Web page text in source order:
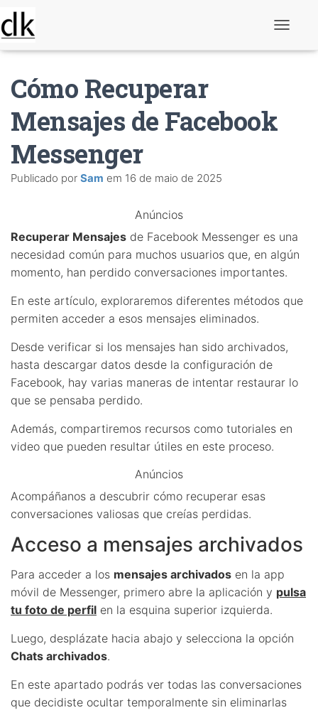
Cómo Recuperar
Mensajes de Facebook
Messenger
Publicado por Sam em 16 de maio de 2025
Anúncios
Recuperar Mensajes de Facebook Messenger es una
necesidad común para muchos usuarios que, en algún
momento, han perdido conversaciones importantes.
En este artículo, exploraremos diferentes métodos que
permiten acceder a esos mensajes eliminados.
Desde verificar si los mensajes han sido archivados,
hasta descargar datos desde la configuración de
Facebook, hay varias maneras de intentar restaurar lo
que se pensaba perdido.
Además, compartiremos recursos como tutoriales en
video que pueden resultar útiles en este proceso.
Anúncios
Acompáñanos a descubrir cómo recuperar esas
conversaciones valiosas que creías perdidas.
Acceso a mensajes archivados
Para acceder a los mensajes archivados en la app
móvil de Messenger, primero abre la aplicación y pulsa
tu foto de perfil en la esquina superior izquierda.
Luego, desplázate hacia abajo y selecciona la opción
Chats archivados.
En este apartado podrás ver todas las conversaciones
que decidiste ocultar temporalmente sin eliminarlas